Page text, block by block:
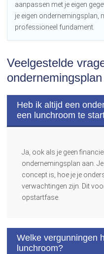
aanpassen met je eigen
je eigen ondernemingsplan,
professioneel fundament.
Veelgestelde
Heb ik altijd een
een lunchroom te
Ja, ook als je geen
ondernemingsplan aan.
concept is, hoe je je
verwachtingen zijn. Dit
opstartfase.
Welke vergunningen
lunchroom?